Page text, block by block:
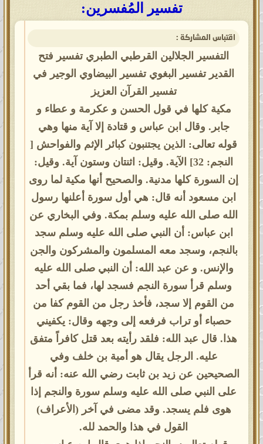
تفسير المُفسرين:
اقتباس المشاركة :
التفسير الجلالين القرطبي الطبري تفسير فتح
القدير تفسير البغوي تفسير البيضاوي الوجير في
تفسير القرآن العزيز
مكية كلها في قول الحسن و عكرمة و عطاء و
جابر. وقال ابن عباس و قتادة إلا آية منها وهي
قوله تعالى: الذين يجتنبون كبائر الإثم والفواحش [
النجم: 32] الآية. وقيل: اثنتان وستون آية. وقيل:
إن السورة كلها مدنية. والصحيح أنها مكية لما روى
ابن مسعود أنه قال: هي أول سورة أعلنها رسول
الله صلى الله عليه وسلم بمكة. وفي البخاري عن
ابن عباس: أن النبي صلى الله عليه وسلم سجد
بالنجم، وسجد معه المسلمون والمشركون والجن
والإنس. و عن عبد الله: أن النبي صلى الله عليه
وسلم قرأ سورة النجم فسجد لها، فما بقي أحد
من القوم إلا سجد، فأخذ رجل من القوم كفا من
حصباء أو تراب فرفعه إلى وجهه وقال: يكفيني
هذا. قال عبد الله: فلقد رأيته بعد قتل كافراً متفق
عليه. الرجل يقال هو أمية بن خلف وفي
الصحيحين عن زيد بن ثابت رضي الله عنه: أنه قرأ
على النبي صلى الله عليه وسلم سورة والنجم إذا
هوى فلم يسجد. وقد مضى في آخر (الأعراف)
القول في هذا والحمد لله.